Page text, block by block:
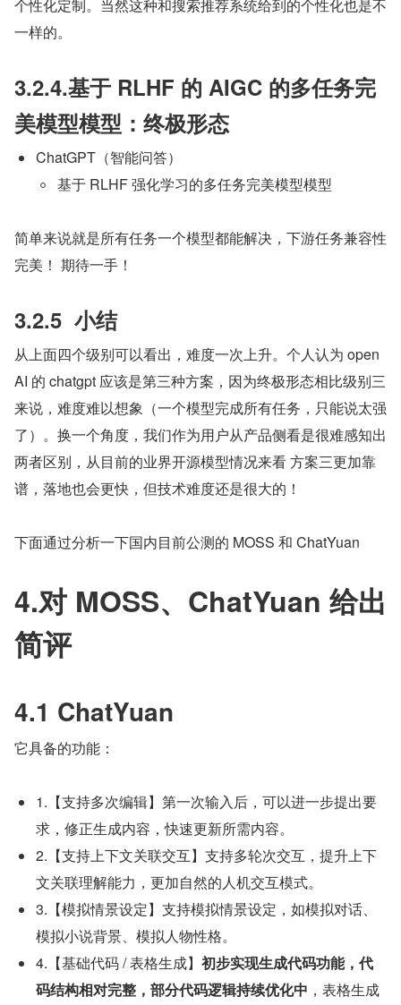
个性化定制。当然这种和搜索推荐系统给到的个性化也是不
一样的。
3.2.4.基于 RLHF 的 AIGC 的多任务完
美模型模型：终极形态
ChatGPT（智能问答）
基于 RLHF 强化学习的多任务完美模型模型
简单来说就是所有任务一个模型都能解决，下游任务兼容性
完美！ 期待一手！
3.2.5  小结
从上面四个级别可以看出，难度一次上升。个人认为 open
AI 的 chatgpt 应该是第三种方案，因为终极形态相比级别三
来说，难度难以想象（一个模型完成所有任务，只能说太强
了）。换一个角度，我们作为用户从产品侧看是很难感知出
两者区别，从目前的业界开源模型情况来看 方案三更加靠
谱，落地也会更快，但技术难度还是很大的！
下面通过分析一下国内目前公测的 MOSS 和 ChatYuan
4.对 MOSS、ChatYuan 给出
简评
4.1 ChatYuan
它具备的功能：
1.【支持多次编辑】第一次输入后，可以进一步提出要
求，修正生成内容，快速更新所需内容。
2.【支持上下文关联交互】支持多轮次交互，提升上下
文关联理解能力，更加自然的人机交互模式。
3.【模拟情景设定】支持模拟情景设定，如模拟对话、
模拟小说背景、模拟人物性格。
4.【基础代码 / 表格生成】 初步实现生成代码功能，代
码结构相对完整，部分代码逻辑持续优化中 ，表格生成